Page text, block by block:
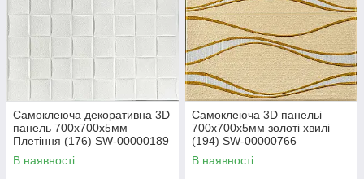
Самоклеюча декоративна 3D
панель 700х700х5мм
Плетіння (176) SW-00000189
В наявності
Самоклеюча 3D панельі
700x700x5мм золоті хвилі
(194) SW-00000766
В наявності